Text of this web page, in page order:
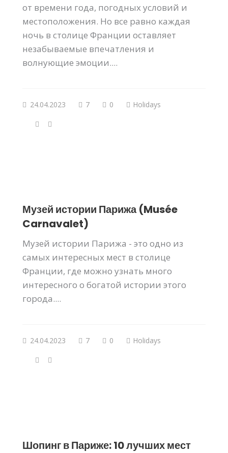
от времени года, погодных условий и
местоположения. Но все равно каждая
ночь в столице Франции оставляет
незабываемые впечатления и
волнующие эмоции....
24.04.2023 7 0 Holidays
Музей истории Парижа (Musée
Carnavalet)
Музей истории Парижа - это одно из
самых интересных мест в столице
Франции, где можно узнать много
интересного о богатой истории этого
города....
24.04.2023 7 0 Holidays
Шопинг в Париже: 10 лучших мест